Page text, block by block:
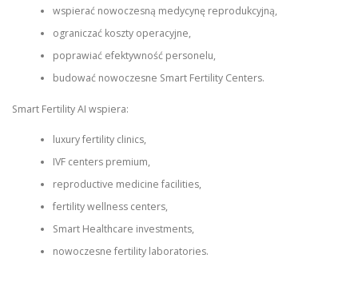
wspierać nowoczesną medycynę reprodukcyjną,
ograniczać koszty operacyjne,
poprawiać efektywność personelu,
budować nowoczesne Smart Fertility Centers.
Smart Fertility AI wspiera:
luxury fertility clinics,
IVF centers premium,
reproductive medicine facilities,
fertility wellness centers,
Smart Healthcare investments,
nowoczesne fertility laboratories.